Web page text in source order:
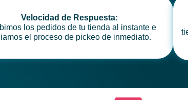
Velocidad de Respuesta:
los pedidos de tu tienda al instante e
el proceso de pickeo de inmediato.